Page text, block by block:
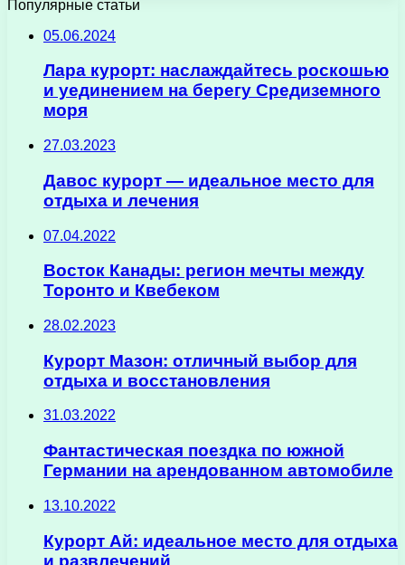
Популярные статьи
05.06.2024
Лара курорт: наслаждайтесь роскошью
и уединением на берегу Средиземного
моря
27.03.2023
Давос курорт — идеальное место для
отдыха и лечения
07.04.2022
Восток Канады: регион мечты между
Торонто и Квебеком
28.02.2023
Курорт Мазон: отличный выбор для
отдыха и восстановления
31.03.2022
Фантастическая поездка по южной
Германии на арендованном автомобиле
13.10.2022
Курорт Ай: идеальное место для отдыха
и развлечений